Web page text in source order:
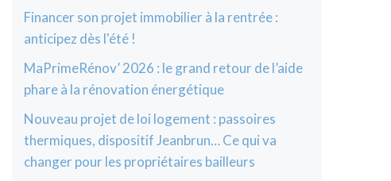
Financer son projet immobilier à la rentrée :
anticipez dès l'été !
MaPrimeRénov’ 2026 : le grand retour de l’aide
phare à la rénovation énergétique
Nouveau projet de loi logement : passoires
thermiques, dispositif Jeanbrun… Ce qui va
changer pour les propriétaires bailleurs